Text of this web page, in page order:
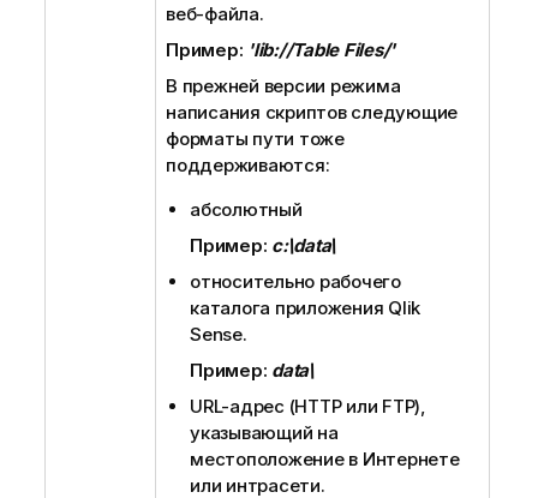
веб-файла.
Пример: 'lib://Table Files/'
В прежней версии режима
написания скриптов следующие
форматы пути тоже
поддерживаются:
абсолютный
Пример: c:\data\
относительно рабочего
каталога приложения Qlik
Sense.
Пример: data\
URL-адрес (HTTPили FTP),
указывающий на
местоположение в Интернете
или интрасети.